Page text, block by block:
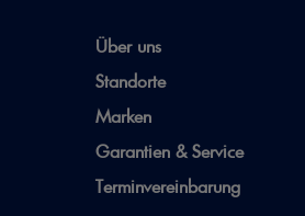
Über uns
Standorte
Marken
Garantien & Service
Terminvereinbarung